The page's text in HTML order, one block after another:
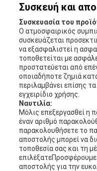
Συσκευή και
Συσκευασία του
Ο ατμοσφαιρικός
συσκευάζεται
να εξασφαλιστεί η
τοποθετείται με
προστατεύεται από
οποιαδήποτε ζημιά
περιλαμβάνει επίσης
εγχειρίδιο χρήσης.
Ναυτιλία:
Μόλις επεξεργασθεί η
έναν αριθμό
παρακολουθήσετε το
αποστολής μπορεί να
τοποθεσία σας και τη
επιλέξατεΠροσφέρουμε
αποστολής για την